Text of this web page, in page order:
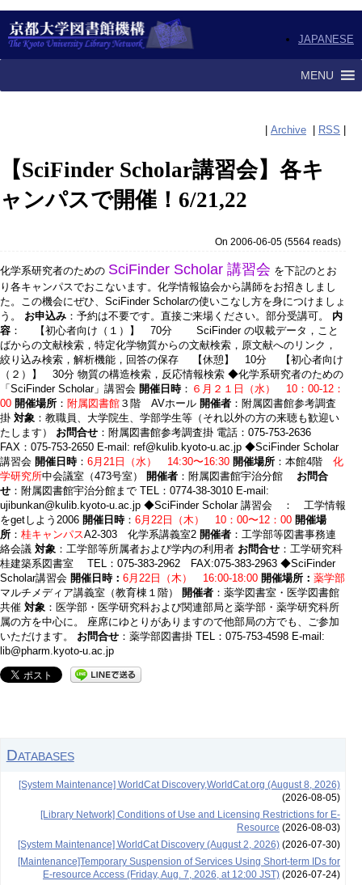
JAPANESE
MENU
Archive RSS
【SciFinder Scholar講習会】各キ
ャンパスで開催！6/21,22
On 2006-06-05(5564 reads)
化学系研究者のための SciFinder Scholar 講習会 を下記のとお
り各キャンパスでおこないます。化学情報協会から講師をお招きしまし
た。この機会にぜひ、SciFinder Scholarの使いこなし方を身につけましょ
う。 お申込み ：予約は不要です。直接ご来場ください。部分受講可。 内
容 ： 【初心者向け（１）】 70分 SciFinder の収載データ，こと
ばからの文献検索，特定化学物質からの文献検索，原文献へのリンク，
絞り込み検索，解析機能，回答の保存 【休憩】 10分 【初心者向け
（２）】 30分 物質の構造検索，反応情報検索 ◆化学系研究者のための
「SciFinder Scholar」講習会 開催日時： ６月２１日（水） 10：00-12：
00 開催場所 ： 附属図書館 ３階 AVホール 開催者 ：附属図書館参考調査
掛 対象 ：教職員、大学院生、学部学生等（それ以外の方の来聴も歓迎い
たします） お問合せ ：附属図書館参考調査掛 電話：075-753-2636
FAX：075-753-2650 E-mail: ref@kulib.kyoto-u.ac.jp ◆SciFinder Scholar
講習会 開催日時： 6月21日（水） 14:30〜16:30 開催場所 ：本館4階 化
学研究所中会議室（473号室） 開催者 ：附属図書館宇治分館 お問合
せ ：附属図書館宇治分館まで TEL：0774-38-3010 E-mail:
ujibunkan@kulib.kyoto-u.ac.jp ◆SciFinder Scholar 講習会 ： 工学情報
をgetしよう2006 開催日時： 6月22日（木） 10：00〜12：00 開催場
所 ： 桂キャンパスA2-303 化学系講義室2 開催者 ：工学部等図書事務連
絡会議 対象 ：工学部等所属者および学内の利用者 お問合せ ：工学研究科
桂建築系図書室 TEL：075-383-2962 FAX:075-383-2963 ◆SciFinder
Scholar講習会 開催日時： 6月22日（木） 16:00-18:00 開催場所： 薬学部
マルチメディア講義室（教育棟１階）
開催者 ：薬学図書室・医学図書館
共催 対象 ：医学部・医学研究科および関連部局と薬学部・薬学研究科所
属の方を中心に。 座席にゆとりがありますので他部局の方でも、ご参加
いただけます。 お問合せ ：薬学部図書掛 TEL：075-753-4598 E-mail:
lib@pharm.kyoto-u.ac.jp
Databases
[System Maintenance] WorldCat Discovery,WorldCat.org (August 8, 2026)
(2026-08-05)
[Library Network] Conditions of Use and Licensing Restrictions for E-
Resource (2026-08-03)
[System Maintenance] WorldCat Discovery (August 2, 2026)(2026-07-30)
[Maintenance]Temporary Suspension of Services Using Short-term IDs for
E-resource Access (Friday, Aug. 7, 2026, at 12:00 JST)(2026-07-24)